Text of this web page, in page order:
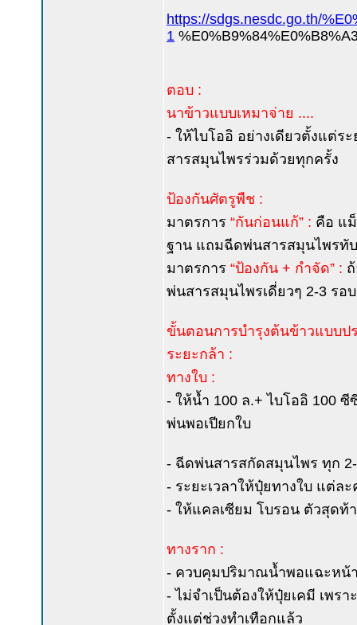
https://sdgs.nesdc.go.th/
1
ตอบ :
นาข้าวแบบเหมาจ่าย ....
- ให้ไบโออิ อย่างเดียวตั้งแต่ร
สารสมุนไพรร่วมด้วยทุกครั้ง
ป้องกันศัตรูพืช :
มาตรการ “กันก่อนแก้” : คือ แ
ฐาน แถมฉีดพ่นสารสมุนไพรทับ
มาตรการ “ป้องกัน + กำจัด” :
พ่นสารสมุนไพรเดี่ยวๆ 2-3 รอ
ขั้นตอนการบำรุงต้นข้าวแบบป
ระยะกล้า :
ทางใบ :
- ให้น้ำ 100 ล.+ ไบโออิ 100
พ่นพอเปียกใบ
- ฉีดพ่นสารสกัดสมุนไพร ทุก
- ระยะเวลาให้ปุ๋ยทางใบ แต่ล
- ให้แคลเซียม โบรอน ตัวสุดท้
ทางราก :
- ควบคุมปริมาณน้ำพอแฉะหน้
- ไม่จำเป็นต้องให้ปุ๋ยเคมี เพร
ตั้งแต่ช่วงทำเทือกแล้ว